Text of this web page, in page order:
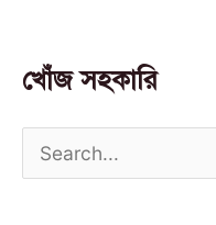
খোঁজ সহকারি